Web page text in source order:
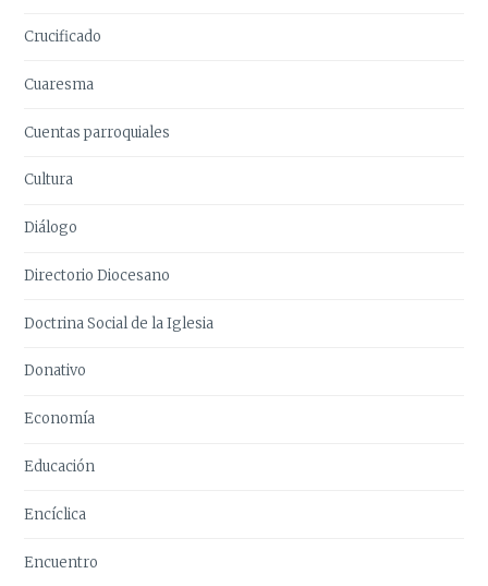
Crucificado
Cuaresma
Cuentas parroquiales
Cultura
Diálogo
Directorio Diocesano
Doctrina Social de la Iglesia
Donativo
Economía
Educación
Encíclica
Encuentro